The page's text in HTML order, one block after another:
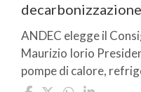
decarbonizzazione
ANDEC elegge il
Maurizio Iorio
pompe di calore,